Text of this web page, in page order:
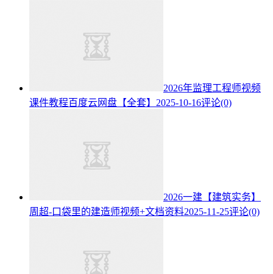
2026年监理工程师视频
课件教程百度云网盘【全套】 2025-10-16评论(0)
2026一建【建筑实务】
周超-口袋里的建造师视频+文档资料2025-11-25评论(0)